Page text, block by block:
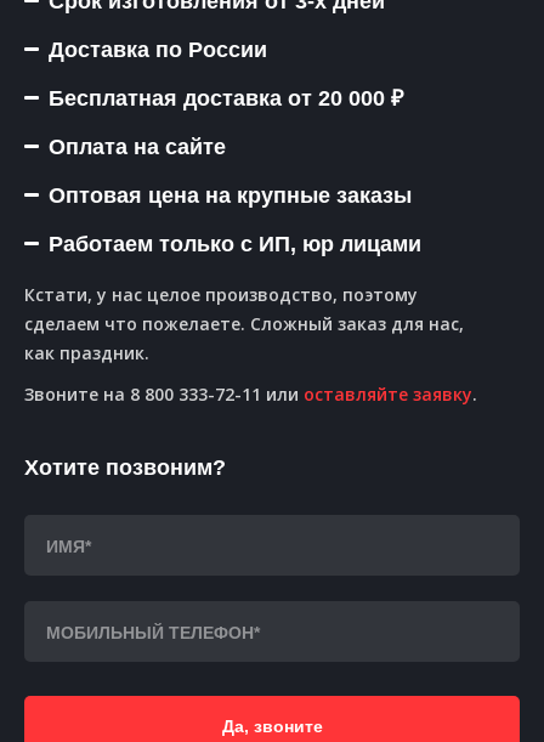
Доставка по России
Бесплатная доставка от 20 000 ₽
Оплата на сайте
Оптовая цена на крупные заказы
Работаем только с ИП, юр лицами
Кстати, у нас целое производство, поэтому
сделаем что пожелаете. Сложный заказ для нас,
как праздник.
Звоните на 8 800 333-72-11 или оставляйте заявку.
Хотите позвоним?
Да, звоните